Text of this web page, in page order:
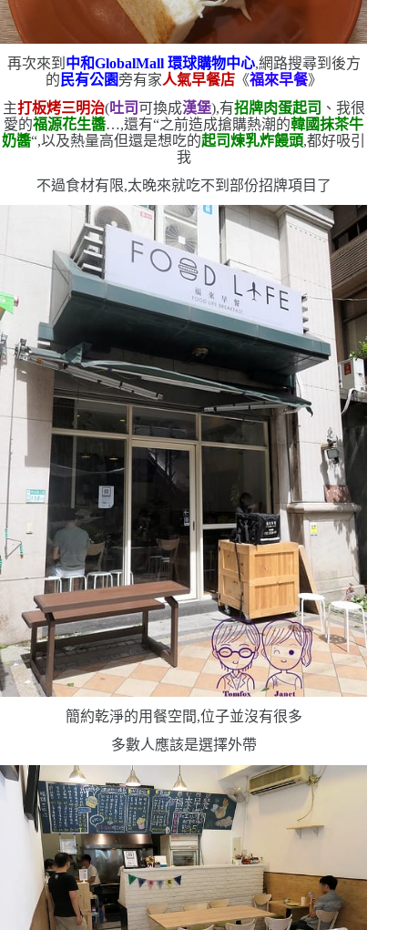
再次來到 中和GlobalMall 環球購物中心,網路搜尋到後方
的 民有公園旁有家人氣早餐店《福來早餐》
主打板烤三明治(吐司 可換成漢堡),有招牌肉蛋起司 、我很
愛的福源花生醬…,還有“之前造成搶購熱潮的韓國抹茶牛
奶醬“,以及熱量高但還是想吃的起司煉乳炸饅頭,都好吸引
我
不過食材有限,太晚來就吃不到部份招牌項目了
簡約乾淨的用餐空間,位子並沒有很多
多數人應該是選擇外帶